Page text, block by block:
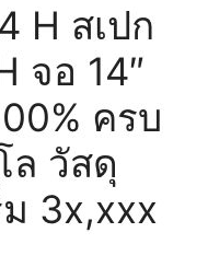
H สเปก
จอ 14″
ครบ
ล วัสดุ
3x,xxx